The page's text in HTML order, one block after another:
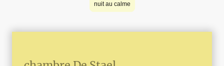
nuit au calme